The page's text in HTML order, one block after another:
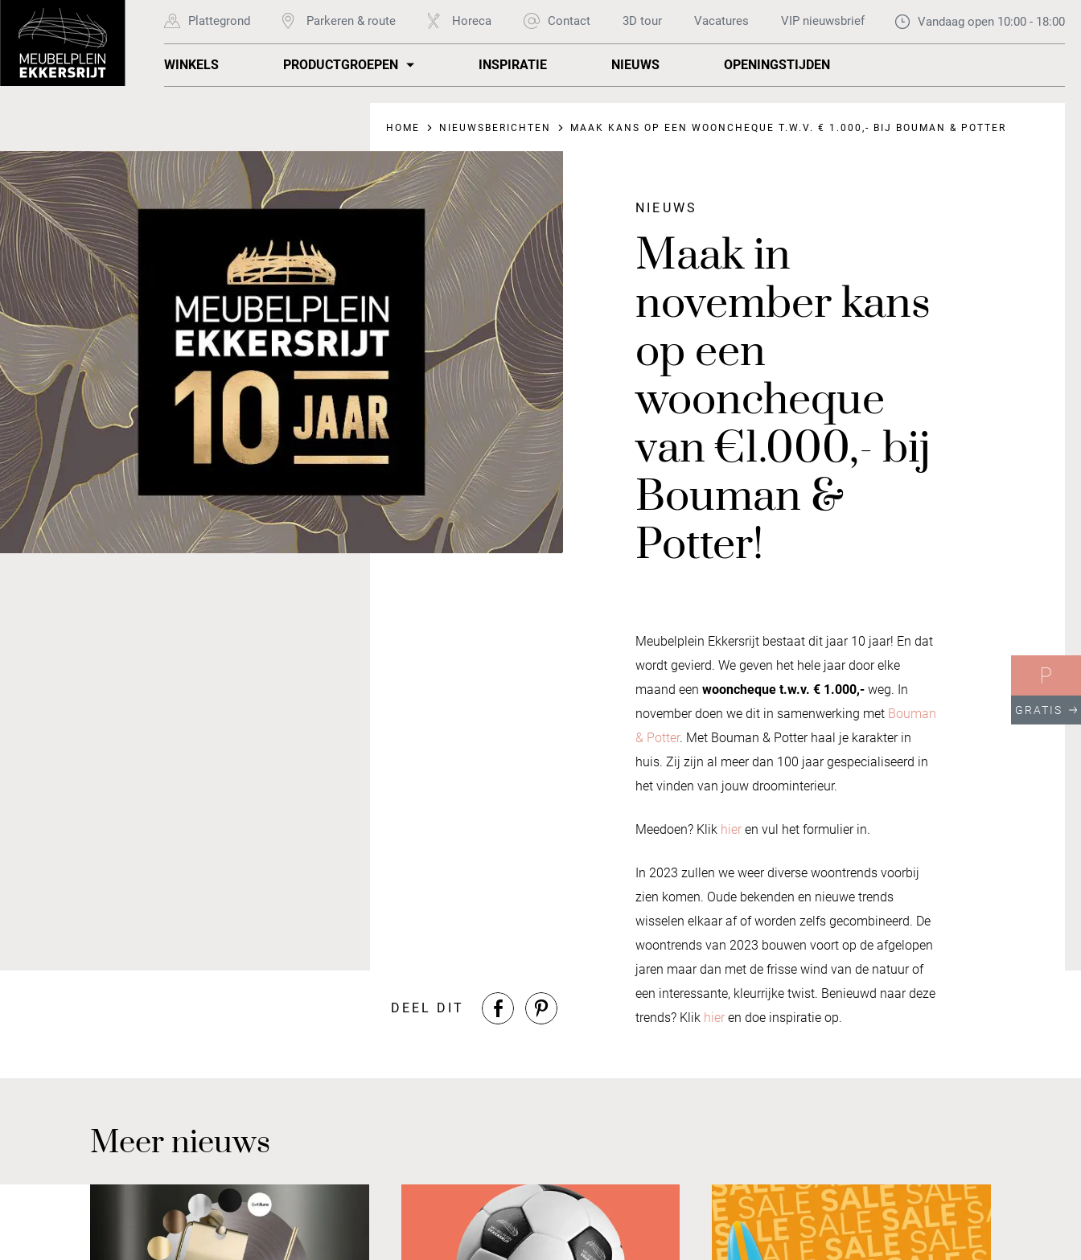
Plattegrond Parkeren & route Horeca Contact 3D tour Vacatures VIP nieuwsbrief Vandaag open 10:00 - 18:00
WINKELS PRODUCTGROEPEN INSPIRATIE NIEUWS OPENINGSTIJDEN
DEEL DIT
HOME NIEUWSBERICHTEN MAAK KANS OP EEN WOONCHEQUE T.W.V. € 1.000,- BIJ BOUMAN & POTTER
NIEUWS
Maak in
november kans
op een
wooncheque
van €1.000,- bij
Bouman &
Potter!
Meubelplein Ekkersrijt bestaat dit jaar 10 jaar! En dat
wordt gevierd. We geven het hele jaar door elke
maand een wooncheque t.w.v. € 1.000,- weg. In
november doen we dit in samenwerking met Bouman
& Potter. Met Bouman & Potter haal je karakter in
huis. Zij zijn al meer dan 100 jaar gespecialiseerd in
het vinden van jouw droominterieur.
Meedoen? Klik hier en vul het formulier in.
In 2023 zullen we weer diverse woontrends voorbij
zien komen. Oude bekenden en nieuwe trends
wisselen elkaar af of worden zelfs gecombineerd. De
woontrends van 2023 bouwen voort op de afgelopen
jaren maar dan met de frisse wind van de natuur of
een interessante, kleurrijke twist. Benieuwd naar deze
trends? Klik hier en doe inspiratie op.
Meer nieuws
GRATIS